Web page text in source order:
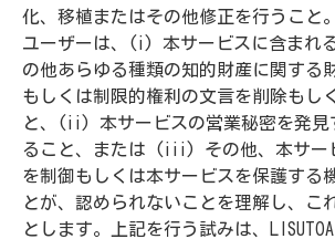
化、移植またはその他修正を行うこと。
ユーザーは、(i) 本サービスに含まれ
の他あらゆる種類の知的財産に関する
もしくは制限的権利の文言を削除もし
と、(ii) 本サービスの営業秘密を発見
ること、または (iii) その他、本サー
を制御もしくは本サービスを保護する
とが、認められないことを理解し、こ
とします。上記を行う試みは、